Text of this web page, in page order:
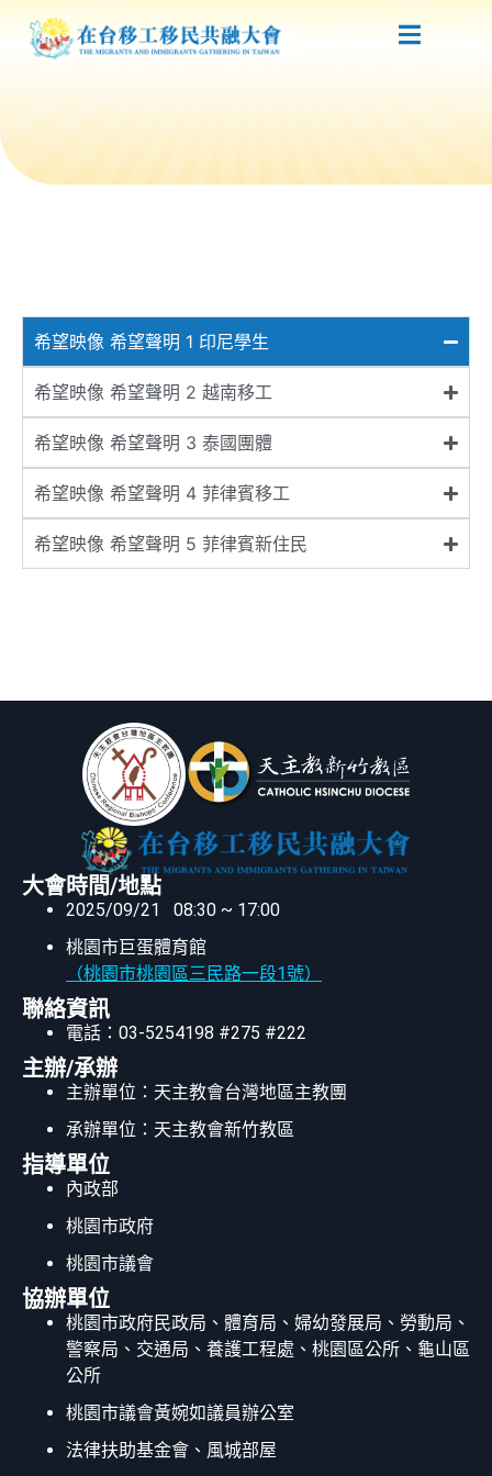
希望映像
希望映像 希望聲明 1 印尼學生
希望映像 希望聲明 2 越南移工
希望映像 希望聲明 3 泰國團體
希望映像 希望聲明 4 菲律賓移工
希望映像 希望聲明 5 菲律賓新住民
大會時間/地點
2025/09/21 08:30 ~ 17:00
桃園市巨蛋體育館
（桃園市桃園區三民路一段1號）
聯絡資訊
電話：03-5254198 #275 #222
主辦/承辦
主辦單位：天主教會台灣地區主教團
承辦單位：天主教會新竹教區
指導單位
內政部
桃園市政府
桃園市議會
協辦單位
桃園市政府民政局、體育局、婦幼發展局、勞動局、
警察局、交通局、養護工程處、桃園區公所、龜山區
公所
桃園市議會黃婉如議員辦公室
法律扶助基金會、風城部屋